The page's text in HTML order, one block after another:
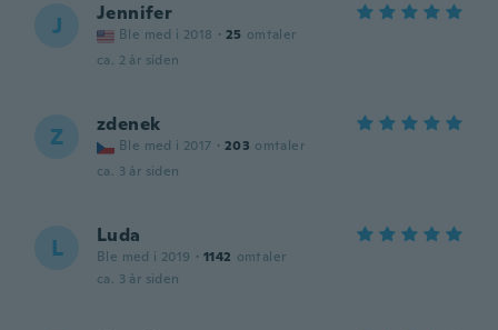
J Jennifer
Ble med i 2018 · 25 omtaler
ca. 2 år siden
Z zdenek
Ble med i 2017 · 203 omtaler
ca. 3 år siden
L Luda
Ble med i 2019 · 1142 omtaler
ca. 3 år siden